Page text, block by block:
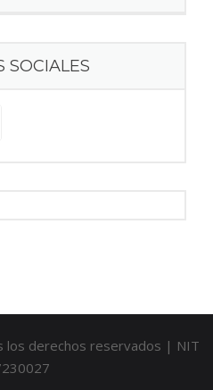
SOCIALES
los derechos reservados | NIT